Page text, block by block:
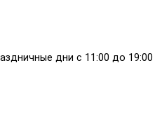
дни с 11:00 до 19:00